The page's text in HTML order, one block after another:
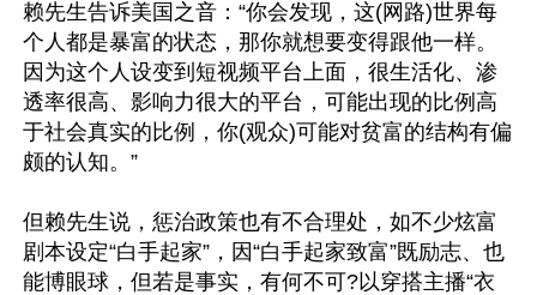
赖先生告诉美国之音：“你会发现，这(网路)世界每
个人都是暴富的状态，那你就想要变得跟他一样。
因为这个人设变到短视频平台上面，很生活化、渗
透率很高、影响力很大的平台，可能出现的比例高
于社会真实的比例，你(观众)可能对贫富的结构有偏
颇的认知。”
但赖先生说，惩治政策也有不合理处，如不少炫富
剧本设定“白手起家”，因“白手起家致富”既励志、也
能博眼球，但若是事实，有何不可?以穿搭主播“衣